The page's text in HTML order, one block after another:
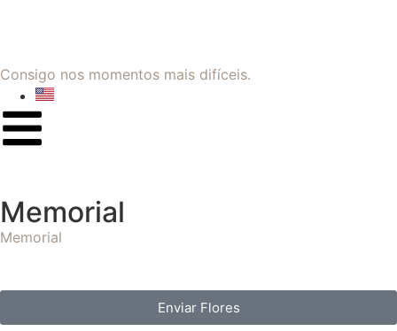
Consigo nos momentos mais difíceis.
Memorial
Memorial
Enviar Flores